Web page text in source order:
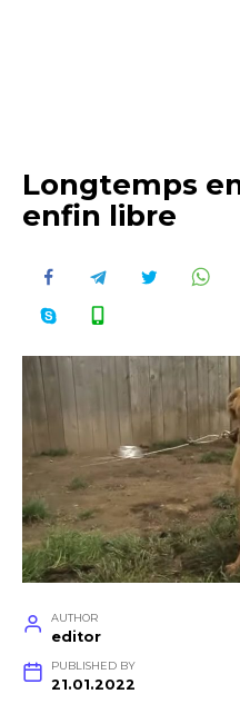
Longtemps
enfin libre
AUTHOR
editor
PUBLISHED BY
21.01.2022